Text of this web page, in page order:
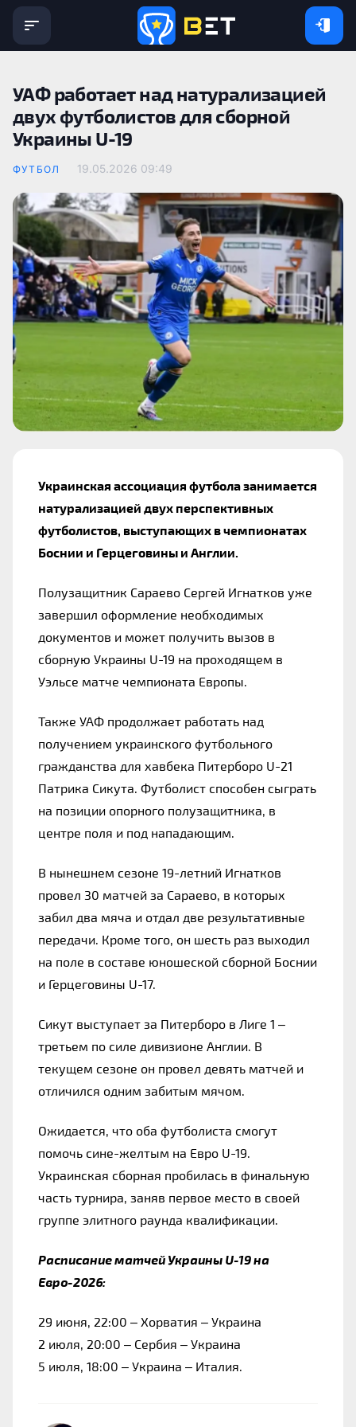
УАФ работает над натурализацией
двух футболистов для сборной
Украины U-19
ФУТБОЛ 19.05.2026 09:49
Украинская ассоциация футбола занимается
натурализацией двух перспективных
футболистов, выступающих в чемпионатах
Боснии и Герцеговины и Англии.
Полузащитник Сараево Сергей Игнатков уже
завершил оформление необходимых
документов и может получить вызов в
сборную Украины U-19 на проходящем в
Уэльсе матче чемпионата Европы.
Также УАФ продолжает работать над
получением украинского футбольного
гражданства для хавбека Питерборо U-21
Патрика Сикута. Футболист способен сыграть
на позиции опорного полузащитника, в
центре поля и под нападающим.
В нынешнем сезоне 19-летний Игнатков
провел 30 матчей за Сараево, в которых
забил два мяча и отдал две результативные
передачи. Кроме того, он шесть раз выходил
на поле в составе юношеской сборной Боснии
и Герцеговины U-17.
Сикут выступает за Питерборо в Лиге 1 –
третьем по силе дивизионе Англии. В
текущем сезоне он провел девять матчей и
отличился одним забитым мячом.
Ожидается, что оба футболиста смогут
помочь сине-желтым на Евро U-19.
Украинская сборная пробилась в финальную
часть турнира, заняв первое место в своей
группе элитного раунда квалификации.
Расписание матчей Украины U-19 на
Евро-2026:
29 июня, 22:00 – Хорватия – Украина
2 июля, 20:00 – Сербия – Украина
5 июля, 18:00 – Украина – Италия.